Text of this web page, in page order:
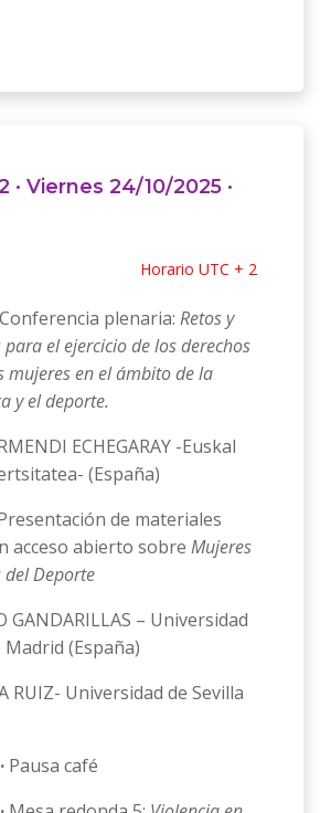
· Viernes 24/10/2025 ·
Horario UTC + 2
Conferencia plenaria: Retos y
el ejercicio de los derechos
mujeres en el ámbito de la
y el deporte.
ECHEGARAY -Euskal
(España)
de materiales
acceso abierto sobre Mujeres
del Deporte
GANDARILLAS – Universidad
(España)
RUIZ- Universidad de Sevilla
Pausa café